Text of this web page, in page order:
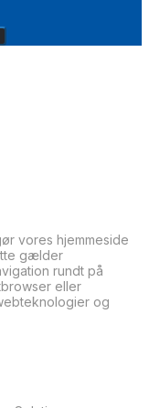
vores hjemmeside
gælder
rundt på
eller
og